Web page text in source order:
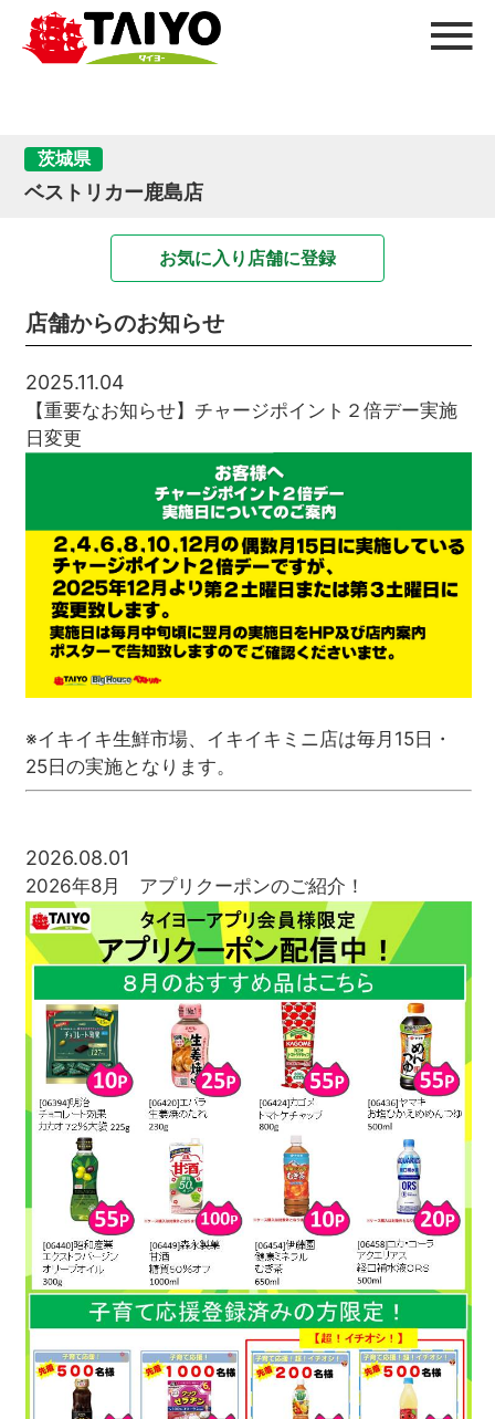
茨城県
ベストリカー鹿島店
お気に入り店舗に登録
店舗からのお知らせ
2025.11.04
【重要なお知らせ】チャージポイント２倍デー実施
日変更
※イキイキ生鮮市場、イキイキミニ店は毎月15日・
25日の実施となります。
2026.08.01
2026年8月 アプリクーポンのご紹介！